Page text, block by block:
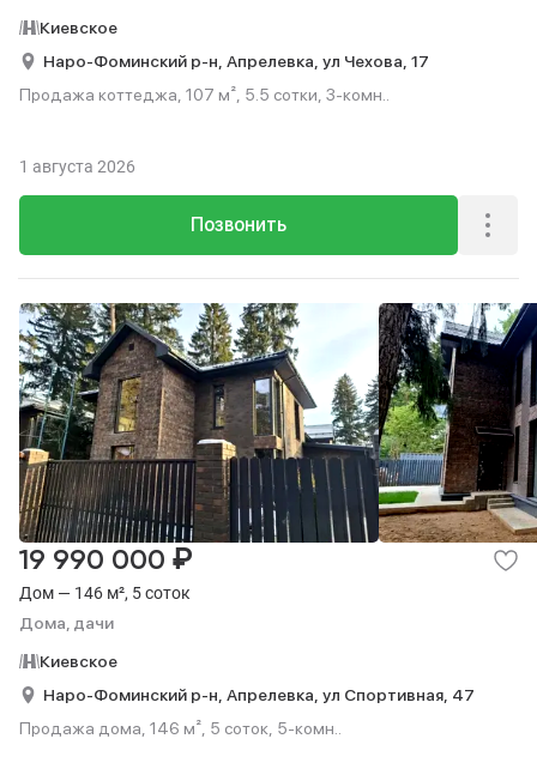
Киевское
Наро-Фоминский р-н, Апрелевка, ул Чехова, 17
Продажа коттеджа, 107 м², 5.5 сотки, 3-комн..
Позвонить
1 августа 2026
Дом — 146 м², 5 соток
Дома, дачи
19 990 000 ₽
Киевское
Наро-Фоминский р-н, Апрелевка, ул Спортивная, 47
Продажа дома, 146 м², 5 соток, 5-комн..